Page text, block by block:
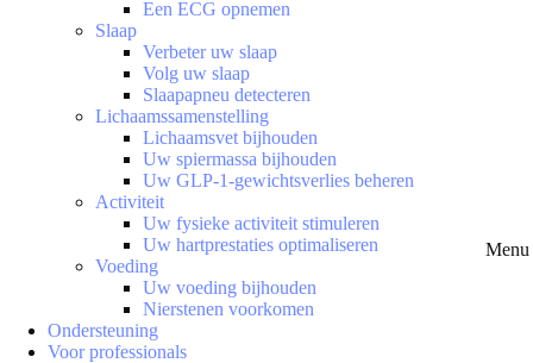
Menu
Een ECG opnemen
Slaap
Verbeter uw slaap
Volg uw slaap
Slaapapneu detecteren
Lichaamssamenstelling
Lichaamsvet bijhouden
Uw spiermassa bijhouden
Uw GLP-1-gewichtsverlies beheren
Activiteit
Uw fysieke activiteit stimuleren
Uw hartprestaties optimaliseren
Voeding
Uw voeding bijhouden
Nierstenen voorkomen
Ondersteuning
Voor professionals